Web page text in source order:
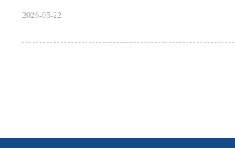
2026-05-22